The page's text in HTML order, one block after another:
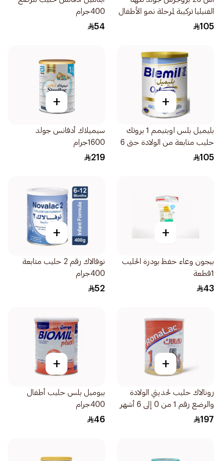
الفنيليا تركيبة لمرحلة نمو الأطفال
المرحلة 800جرام
105
400جرام
54
+
بليميل بلس اوبتيمم 1 بروتك
حليب متابعة من الولادة حتى 6
أشهر 800جرام
105
+
سيميلاك أدفانس جولد
1600جرام
219
+
بيجون وعاء حفظ بودرة الحليب
1قطعة
43
+
نوفالاك رقم 2 حليب متابعة
400جرام
52
+
رونالاك حليب لحديثي الولادة
والرضع رقم 1 من 0 إلى 6 أشهر
1700جرام
197
+
بيوميل بلس حليب أطفال
400جرام
46